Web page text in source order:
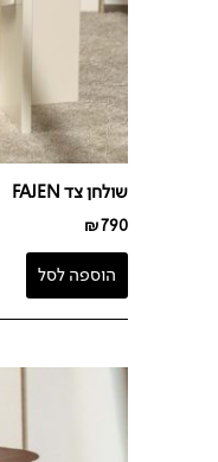
שולחן צד FAJEN
₪790
הוספה לסל